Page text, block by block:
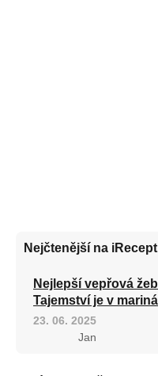
Nejčtenější na
Nejlepší vepřová
Tajemství je v
23. 06. 2025
Jan